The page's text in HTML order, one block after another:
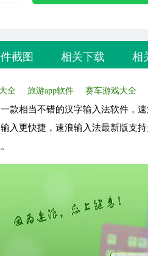
截图 相关下载 相
全 旅游app软件 赛车游戏大全
款相当不错的汉字输入法软件，
入更快捷，速浪输入法最新版支